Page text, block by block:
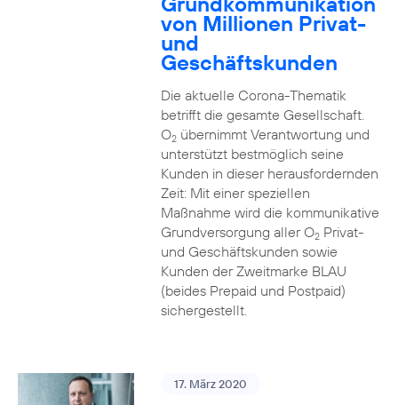
von Millionen Privat-
und
Geschäftskunden
Die aktuelle Corona-Thematik
betrifft die gesamte Gesellschaft.
O2übernimmt Verantwortung und
unterstützt bestmöglich seine
Kunden in dieser herausfordernden
Zeit: Mit einer speziellen
Maßnahme wird die kommunikative
Grundversorgung aller O2Privat-
und Geschäftskunden sowie
Kunden der Zweitmarke BLAU
(beides Prepaid und Postpaid)
sichergestellt.
17. März 2020